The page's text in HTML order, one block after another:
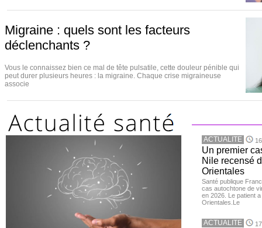
Migraine : quels sont les facteurs
déclenchants ?
Vous le connaissez bien ce mal de tête pulsatile, cette douleur pénible qui
peut durer plusieurs heures : la migraine. Chaque crise migraineuse
associe
ACTUALITE
Un premier
Nile recensé
Orientales
Santé publique
cas autochtone de
en 2026. Le patient
Orientales.Le
ACTUALITE